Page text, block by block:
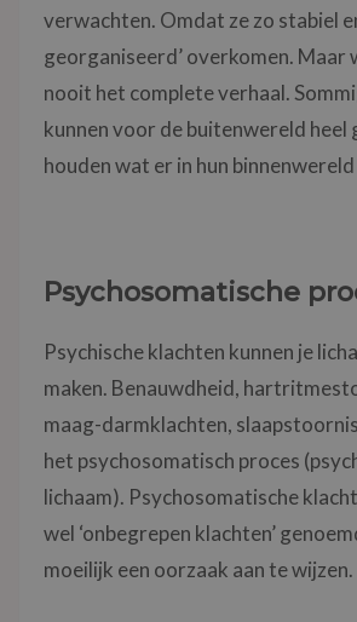
verwachten. Omdat ze zo stabiel
georganiseerd’ overkomen. Maar
nooit het complete verhaal.
kunnen voor de buitenwereld heel
houden wat er in hun
Psychosomatische
Psychische klachten kunnen je
maken. Benauwdheid,
maag-darmklachten,
het psychosomatisch proces
lichaam). Psychosomatische
wel ‘onbegrepen klachten’
moeilijk een oorzaak aan te wijzen.